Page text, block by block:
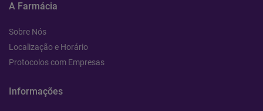
A Farmácia
Sobre Nós
Localização e Horário
Protocolos com Empresas
Informações